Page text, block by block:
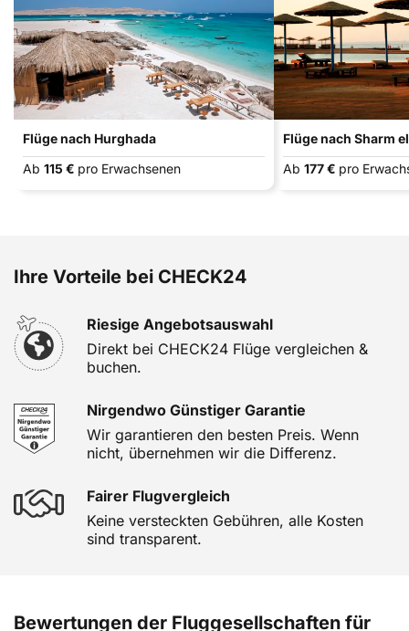
Flüge nach Hurghada
Ab 115 € pro Erwachsenen
Flüge nach Sharm
Ab 177 € pro
Ihre Vorteile bei CHECK24
Riesige Angebotsauswahl
Direkt bei CHECK24 Flüge vergleichen &
buchen.
Nirgendwo Günstiger Garantie
Wir garantieren den besten Preis. Wenn
nicht, übernehmen wir die Differenz.
Fairer Flugvergleich
Keine versteckten Gebühren, alle Kosten
sind transparent.
Bewertungen der Fluggesellschaften für